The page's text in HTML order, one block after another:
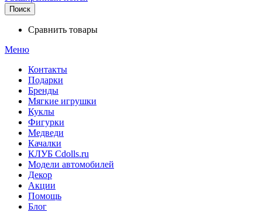
Поиск
Сравнить товары
Меню
Контакты
Подарки
Бренды
Мягкие игрушки
Куклы
Фигурки
Медведи
Качалки
КЛУБ Cdolls.ru
Модели автомобилей
Декор
Акции
Помощь
Блог